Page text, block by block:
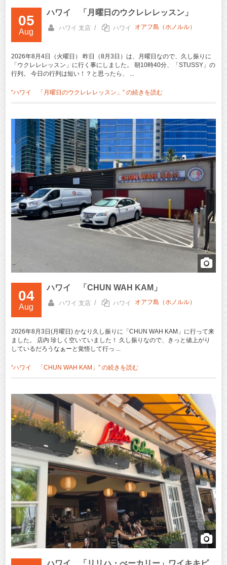
05
Aug
ハワイ 「月曜日のウクレレレッスン」
ハワイ 支店 / ハワイ オアフ島（ホノルル）
2026年8月4日（火曜日） 昨日（8月3日）は、月曜日なので、久し振りに
「ウクレレレッスン」に行く事にしました。 朝10時40分、「STUSSY」の
行列。 今日の行列は短い！？と思ったら、 ...
“ハワイ 「月曜日のウクレレレッスン」” の続きを読む
04
Aug
ハワイ 「CHUN WAH KAM」
ハワイ 支店 / ハワイ オアフ島（ホノルル）
2026年8月3日(月曜日) かなり久し振りに「CHUN WAH KAM」に行って来
ました。 店内 珍しく空いていました！ 久し振りなので、きっと値上がり
しているだろうなぁーと覚悟して行っ ...
“ハワイ 「CHUN WAH KAM」” の続きを読む
ハワイ 「リリハ・べーカリー」ワイキキビ